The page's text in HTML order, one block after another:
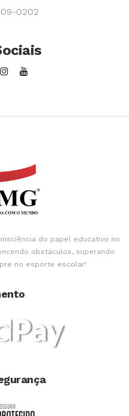
0202
do papel educativo no
obstáculos, superando
no esporte escolar!